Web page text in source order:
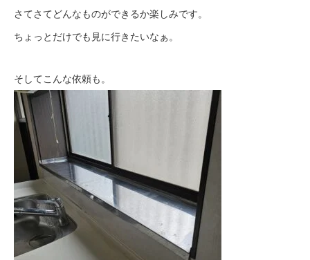
さてさてどんなものができるか楽しみです。
ちょっとだけでも見に行きたいなぁ。
そしてこんな依頼も。